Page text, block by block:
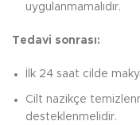
uygulanmamalıdır.
Tedavi sonrası:
İlk 24 saat cilde
Cilt nazikçe
desteklenmelidir.